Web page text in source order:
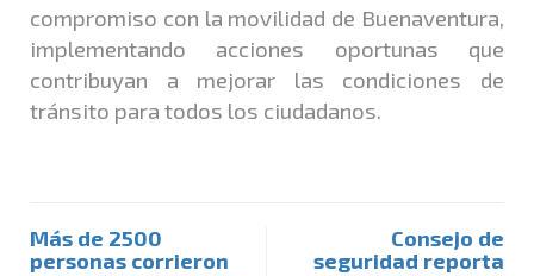
compromiso con la movilidad de Buenaventura,
implementando acciones oportunas que
contribuyan a mejorar las condiciones de
tránsito para todos los ciudadanos.
Más de 2500
personas corrieron
Consejo de
seguridad reporta